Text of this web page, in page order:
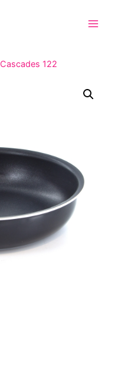
Cascades 122